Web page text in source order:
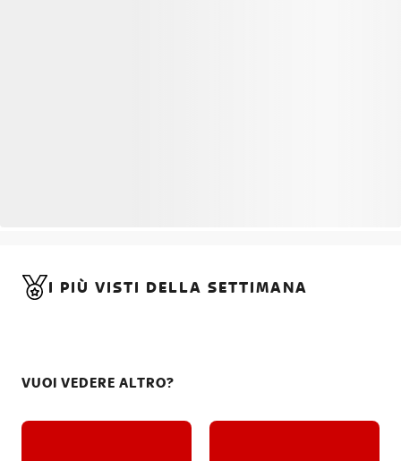
I PIÙ VISTI DELLA SETTIMANA
VUOI VEDERE ALTRO?